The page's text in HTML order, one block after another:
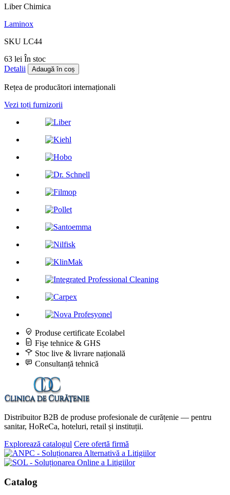
Liber Chimica
Laminox
SKU LC44
63 lei În stoc
Detalii
Adaugă în coș
Rețea de producători internaționali
Vezi toți furnizorii
Produse certificate Ecolabel
Fișe tehnice & GHS
Stoc live & livrare națională
Consultanță tehnică
Distribuitor B2B de produse profesionale de curățenie — pentru
sanitar, HoReCa, hoteluri, retail și instituții.
Explorează catalogul Cere ofertă firmă
Catalog